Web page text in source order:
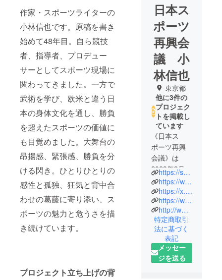
作家・スポーツライターの
小林信也です。原稿を書き
始めて48年目。自ら競技
者、指導者、プロデュー
サーとしてスポーツ現場に
関わってきました。一方で
武術を学び、欧米と違う日
本の身体文化を通し、勝負
を超えたスポーツの価値に
も目覚めました。大舞台の
昂揚感、緊張感、勝負を分
ける閃き。ひとりひとりの
感性と孤独、狂気と背中合
わせの葛藤に寄り添い、ス
ポーツの魅力と危うさを描
き続けています。
プロジェクト立ち上げの背
日本ス
ポーツ
再興会
議 小
林信也
東京都
他に3件の
プロジェク
トを掲載し
ています
《日本ス
ポーツ再興
会議》は
2023年2月、
作家・ス
ポーツライ
ター小林信
也を中心に
発足した有
志の会で
す。スポー
ツが商業主
義、勝利至
https://sposai.jp/
https://www.youtube.com/@user-fd6oz7ug9s
https://x.com/nobuya_k
https://www.facebook.com/nobuya.kobayashi.399
http://www.nobuya.jp/index.html
特定商取引
法に基づく
表記
メッセー
ジを送る